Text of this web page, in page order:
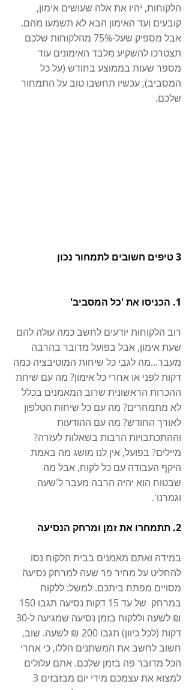
הלקוחות, יהיו את אלה שעושים אימון,
קובעים ועד האימון הבא לא תשמעו מהם.
אבל מספיק שעל-75% מהלקוחות שלכם
תצטרכו להשקיע מלבד האימונים עוד
מספר שעות בממוצע בחודש (על כל
המסביב), עכשיו תחשבו טוב על התמחור
שלכם.
3 טיפים חשובים לתמחור נכון
1. הכניסו את 'כל המסביב'
רוב הלקוחות יודעים לחשב כמה עולה להם
שעת אימון, אבל בפועל מדובר בהרבה
מעבר...מה לגבי כל שיחות המוטיבציה כמה
דקות לפני או אחרי כל אימון? מה עם שיחת
ההכרות הראשונית שרוב המאמנים בכלל
לא מתמחרים? מה עם כל שיחות הטלפון
לאורך החודש? מה עם ההודעות
וההתכתבויות הרבות בשאלות לעזרה?
מיילים? בפועל, אין לנו מושג מה באמת
היקף העבודה עם כל לקוח, אבל מה
שבטוח הוא יהיה הרבה מעבר ל'שעה
וגמרנו'.
2. תתמחרו את זמן ומרחק הנסיעה
במידה ואתם מאמנים בבית הלקוח נסו
להחליט על מחיר פר שעה למרחק נסיעה
מסויים מפתח ביתכם. למשל: ללקוח
דקות (לכל כיוון) תגבו 200 ₪ לשעה. שוב,
חשוב לחשב את המשתנים הללו, כי אחרי
הכל מדובר פה בזמן שלכם. אתם עלולים